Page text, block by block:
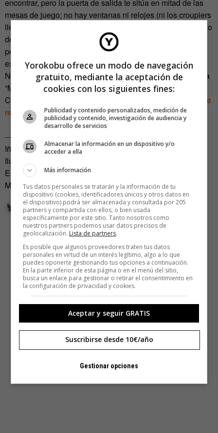
encontrar, pero la puerta de salida te sitúa en mitad de las
mesas de juego; no hay ventanas ni relojes (ni los croupiers
llevan), de modo que pierdes la noción del tiempo; el sonido
de las tragaperras está amplificado cuando toca premio,
pero silenciado cuando no es el caso…, y así hasta la
extenuación…¡Jackpot!
Nota: Si cometiste el error de ver la versión cinematográfica
“Miedo y asco en Las Vegas” te recomiendo hacer un
CTRL+Z y acudir a su fuente original: el fantástico,
delirante
reportaje de Hunter S. Thomson.
—
Iñaki Berazaluce es autor del blogStrambotic
Ilustración de
Este artículo fue publicado en el número de Marzo de Ling
Magazine
Yorokobu ofrece un modo de navegación
gratuito, mediante la aceptación de
cookies con los siguientes fines:
Publicidad y contenido personalizados, medición de
publicidad y contenido, investigación de audiencia y
desarrollo de servicios
Almacenar la información en un dispositivo y/o
acceder a ella
Más información
Tus datos personales se tratarán y la información de tu
dispositivo (cookies, identificadores únicos y otros datos en
el dispositivo) podrá ser almacenada y consultada por 205
partners y compartida con ellos, o bien usada
específicamente por este sitio. Tanto nosotros como
nuestros partners podemos usar datos precisos de
geolocalización. Lista de partners.
Es posible que algunos proveedores traten tus datos
personales en virtud de un interés legítimo, algo a lo que
puedes oponerte gestionando tus opciones a continuación.
En la parte inferior de esta página o en el menú del sitio,
busca un enlace para gestionar o retirar el consentimiento en
la configuración de privacidad y cookies.
Aceptar y seguir GRATIS
Suscribirse desde 10€/año
Gestionar opciones